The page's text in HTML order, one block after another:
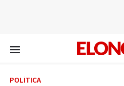
POLÍTICA